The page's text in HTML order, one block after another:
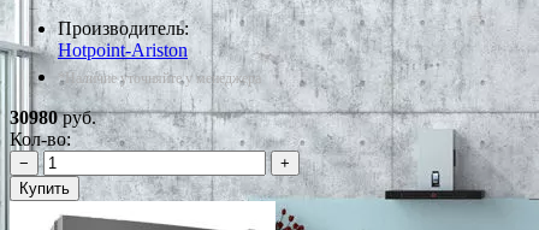
Производитель:
Hotpoint-Ariston
*Наличие уточняйте у менеджера
30980руб.
Кол-во:
−
+
Купить